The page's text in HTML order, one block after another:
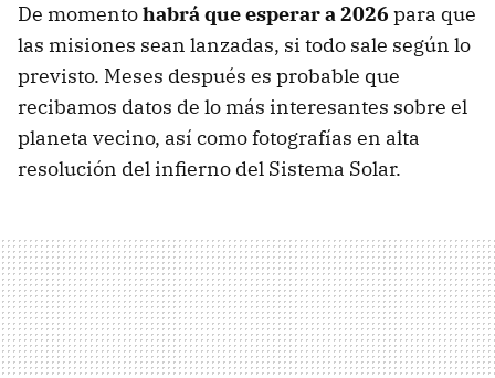
De momentohabrá que esperar a 2026 para que
las misiones sean lanzadas, si todo sale según lo
previsto. Meses después es probable que
recibamos datos de lo más interesantes sobre el
planeta vecino, así como fotografías en alta
resolución del infierno del Sistema Solar.